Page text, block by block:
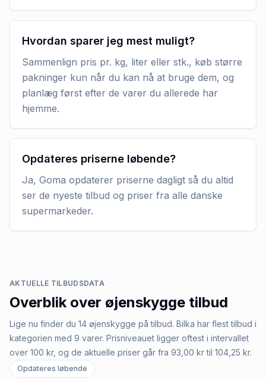
Hvordan sparer jeg mest muligt?
Sammenlign pris pr. kg, liter eller stk., køb større
pakninger kun når du kan nå at bruge dem, og
planlæg først efter de varer du allerede har
hjemme.
Opdateres priserne løbende?
Ja, Goma opdaterer priserne dagligt så du altid
ser de nyeste tilbud og priser fra alle danske
supermarkeder.
AKTUELLE TILBUDSDATA
Overblik over øjenskygge tilbud
Lige nu finder du 14 øjenskygge på tilbud. Bilka har flest tilbud i
kategorien med 9 varer. Prisniveauet ligger oftest i intervallet
over 100 kr, og de aktuelle priser går fra 93,00 kr til 104,25 kr.
Opdateres løbende